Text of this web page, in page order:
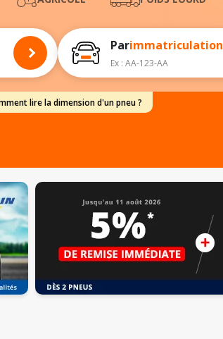
Parimmatriculation
Ex : AA-123-AA
lire la dimension d'un pneu ?